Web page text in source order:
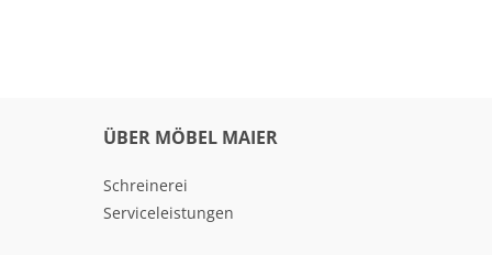
ÜBER MÖBEL MAIER
Schreinerei
Serviceleistungen